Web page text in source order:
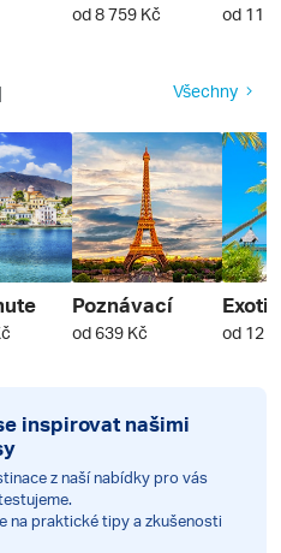
od 8 759 Kč od 11
Všechny
Poznávací
od 639 Kč od 12
inspirovat našimi
z naší nabídky pro vás
na praktické tipy a zkušenosti